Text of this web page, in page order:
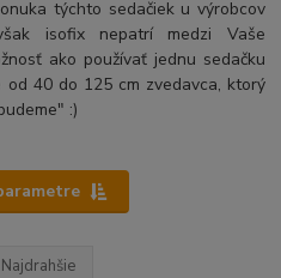
týchto sedačiek u výrobcov
isofix nepatrí medzi Vaše
ako používať jednu sedačku
40 do 125 cm zvedavca, ktorý
:)
Najdrahšie